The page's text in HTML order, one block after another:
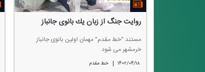
روایت جنگ از زبان یك بانوی جانباز
مستند "خط مقدم" مهمان اولین بانوی جانباز
خرمشهر می شود
۱۴۰۲/۰۴/۱۸ | خط مقدم